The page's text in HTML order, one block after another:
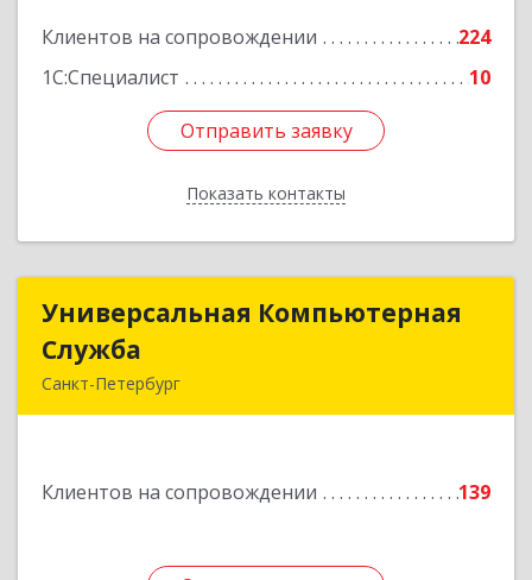
Клиентов на сопровождении
224
1С:Специалист
10
Отправить заявку
Показать контакты
Подробнее
Отправить заявку
Назад
Универсальная Компьютерная
Служба
Санкт-Петербург
Клиентов на сопровождении 139
Универсальная Компьютерная
Подробнее